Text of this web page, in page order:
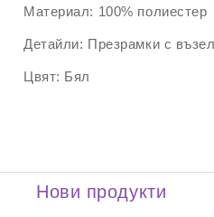
Материал: 100% полиестер
Детайли: Презрамки с възел
Цвят: Бял
Нови продукти